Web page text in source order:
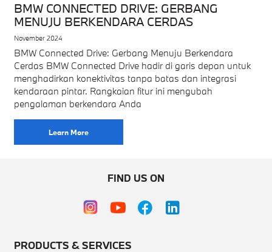
BMW CONNECTED DRIVE: GERBANG
MENUJU BERKENDARA CERDAS
November 2024
BMW Connected Drive: Gerbang Menuju Berkendara
Cerdas BMW Connected Drive hadir di garis depan untuk
menghadirkan konektivitas tanpa batas dan integrasi
kendaraan pintar. Rangkaian fitur ini mengubah
pengalaman berkendara Anda
Learn More
FIND US ON
PRODUCTS & SERVICES